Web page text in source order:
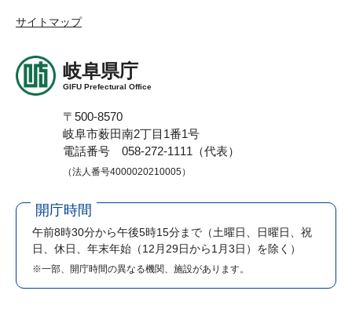
サイトマップ
岐阜県庁
GIFU Prefectural Office
〒500-8570
岐阜市薮田南2丁目1番1号
電話番号 058-272-1111（代表）
（法人番号4000020210005）
開庁時間
午前8時30分から午後5時15分まで （土曜日、日曜日、祝
日、休日、年末年始（12月29日から1月3日）を除く）
※一部、開庁時間の異なる機関、施設があります。